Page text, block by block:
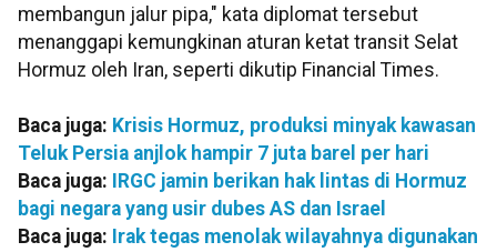
membangun jalur pipa," kata diplomat tersebut
menanggapi kemungkinan aturan ketat transit Selat
Hormuz oleh Iran, seperti dikutip Financial Times.
Baca juga: Krisis Hormuz, produksi minyak kawasan
Teluk Persia anjlok hampir 7 juta barel per hari
Baca juga:
IRGC jamin berikan hak lintas di Hormuz
bagi negara yang usir dubes AS dan Israel
Baca juga: Irak tegas menolak wilayahnya digunakan